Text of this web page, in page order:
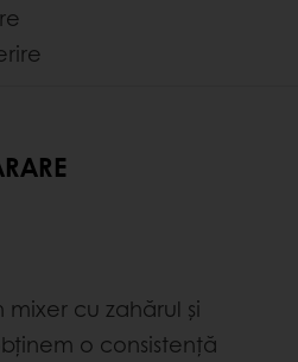
cu zahărul și
o consistență